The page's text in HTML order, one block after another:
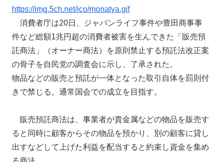
https://img.5ch.net/ico/monatya.gif
消費者庁は20日、ジャパンライフ事件や豊田商事事
件など総額1兆円超の消費者被害を生んできた「販売預
託商法」（オーナー商法）を原則禁止する預託法改正案
の骨子を自民党の調査会に示し、了承された。
物品などの販売と預託が一体となった取引自体を罰則付
きで禁じる。通常国会での成立を目指す。
販売預託商法は、事業者が貴金属などの物品を販売す
ると同時に顧客からその物品を預かり、別の顧客に貸し
出すなどして上げた利益を配当すると約束し資金を集め